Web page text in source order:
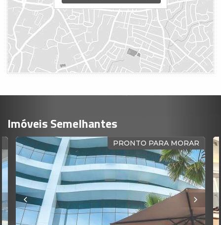
Imóveis Semelhantes
PRONTO PARA MORAR